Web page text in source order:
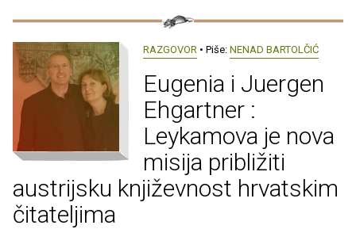
RAZGOVOR • Piše: NENAD BARTOLČIĆ
Eugenia i Juergen
Ehgartner :
Leykamova je nova
misija približiti
austrijsku književnost hrvatskim
čitateljima